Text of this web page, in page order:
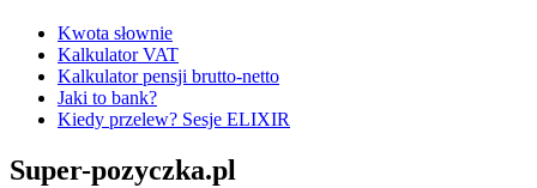
Kwota słownie
Kalkulator VAT
Kalkulator pensji brutto-netto
Jaki to bank?
Kiedy przelew? Sesje ELIXIR
Super-pozyczka.pl